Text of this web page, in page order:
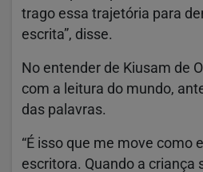
trago essa trajetória para
escrita”, disse.
No entender de Kiusam de
com a leitura do mundo,
das palavras.
“É isso que me move como
escritora. Quando a criança